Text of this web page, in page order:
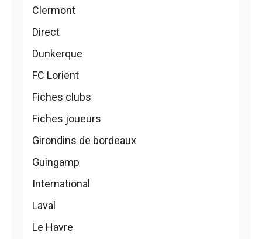
Clermont
Direct
Dunkerque
FC Lorient
Fiches clubs
Fiches joueurs
Girondins de bordeaux
Guingamp
International
Laval
Le Havre